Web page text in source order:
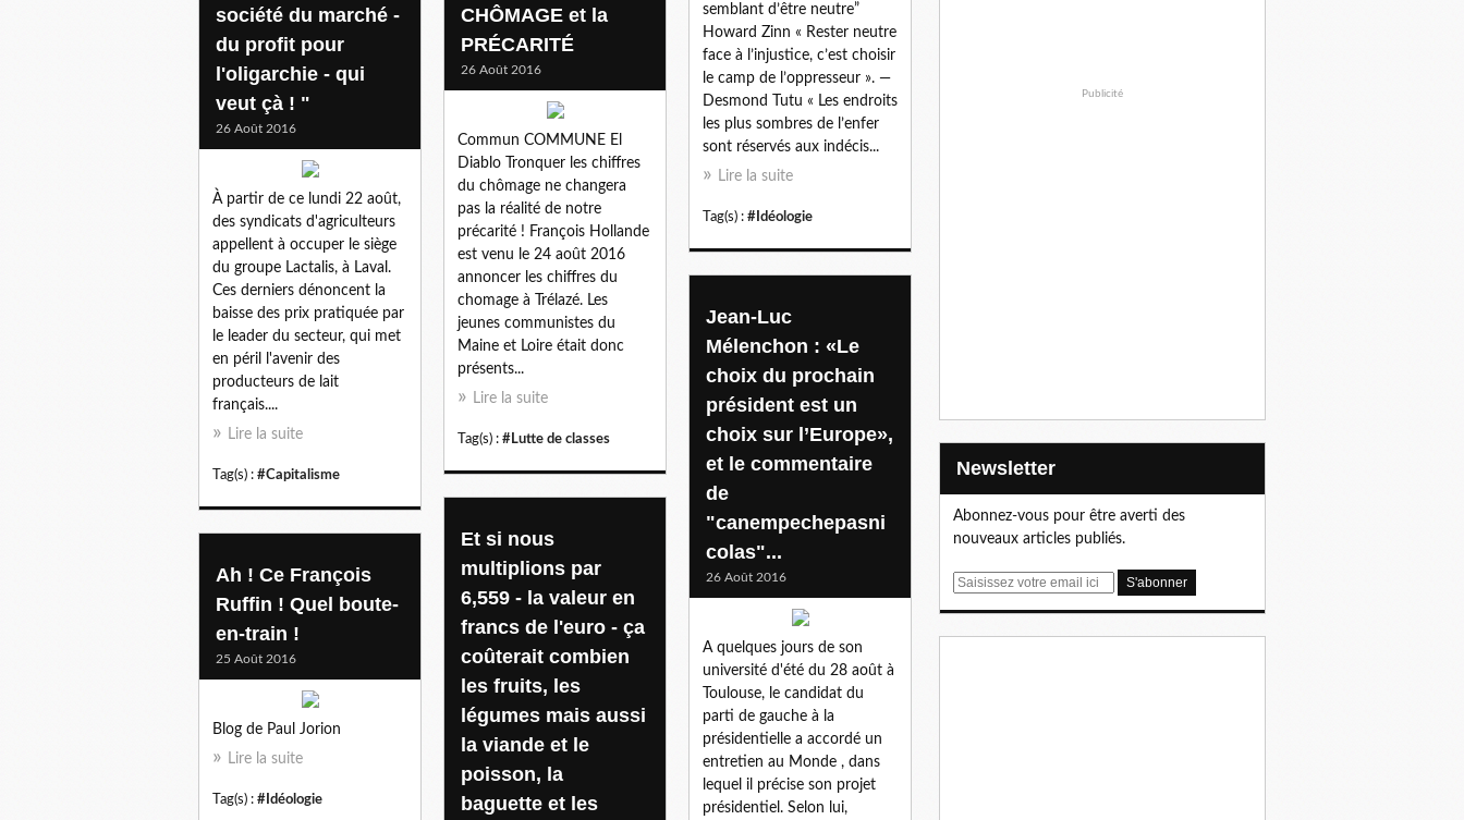
société du marché -
du profit pour
l'oligarchie - qui
veut çà ! "
26 Août 2016
À partir de ce lundi 22 août,
des syndicats d'agriculteurs
appellent à occuper le siège
du groupe Lactalis, à Laval.
Ces derniers dénoncent la
baisse des prix pratiquée par
le leader du secteur, qui met
en péril l'avenir des
producteurs de lait
français....
Lire la suite
Tag(s) : #Capitalisme
CHÔMAGE et la
PRÉCARITÉ
26 Août 2016
Commun COMMUNE El
Diablo Tronquer les chiffres
du chômage ne changera
pas la réalité de notre
précarité ! François Hollande
est venu le 24 août 2016
annoncer les chiffres du
chomage à Trélazé. Les
jeunes communistes du
Maine et Loire était donc
présents...
Lire la suite
Tag(s) : #Lutte de classes
semblant d’être neutre”
Howard Zinn « Rester neutre
face à l’injustice, c’est choisir
le camp de l’oppresseur ». —
Desmond Tutu « Les endroits
les plus sombres de l’enfer
sont réservés aux indécis...
Lire la suite
Tag(s) : #Idéologie
Jean-Luc
Mélenchon : «Le
choix du prochain
président est un
choix sur l’Europe»,
et le commentaire
de
"canempechepasni
colas"...
26 Août 2016
A quelques jours de son
université d'été du 28 août à
Toulouse, le candidat du
parti de gauche à la
présidentielle a accordé un
entretien au Monde , dans
lequel il précise son projet
présidentiel. Selon lui,
Et si nous
multiplions par
6,559 - la valeur en
francs de l'euro - ça
coûterait combien
les fruits, les
légumes mais aussi
la viande et le
poisson, la
baguette et les
Ah ! Ce François
Ruffin ! Quel boute-
en-train !
25 Août 2016
Blog de Paul Jorion
Lire la suite
Tag(s) : #Idéologie
Publicité
Newsletter
Abonnez-vous pour être averti des
nouveaux articles publiés.
E